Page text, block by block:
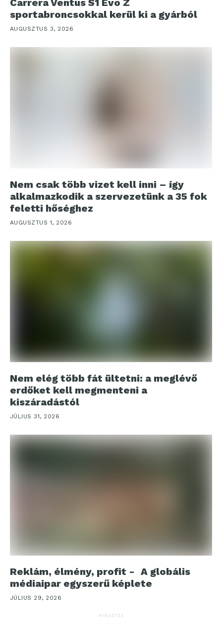
Carrera Ventus S1 Evo Z
sportabroncsokkal kerül ki a gyárból
AUGUSZTUS 3, 2026
Nem csak több vizet kell inni – így
alkalmazkodik a szervezetünk a 35 fok
feletti hőséghez
AUGUSZTUS 1, 2026
Nem elég több fát ültetni: a meglévő
erdőket kell megmenteni a
kiszáradástól
JÚLIUS 31, 2026
Reklám, élmény, profit - A globális
médiaipar egyszerű képlete
JÚLIUS 29, 2026
HIRDETÉS